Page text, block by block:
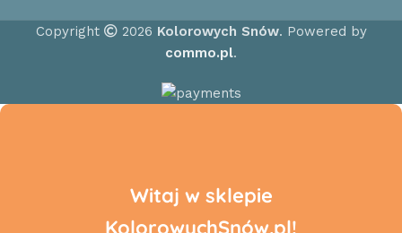
Copyright 2026 Kolorowych Snów. Powered by
commo.pl.
Witaj w sklepie
KolorowychSnów.pl!